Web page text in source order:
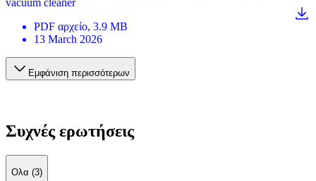
PDF αρχείο, 3.9 MB
13 March 2026
Εμφάνιση περισσότερων
Συχνές ερωτήσεις
Ολα (3)